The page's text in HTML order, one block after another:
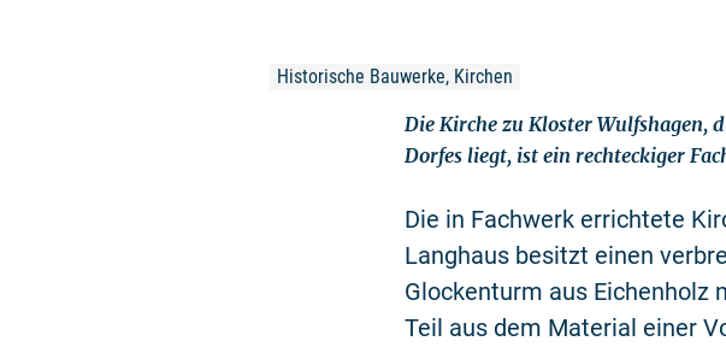
Historische Bauwerke, Kirchen
Die Kirche zu Kloster Wulfshagen,
Dorfes liegt, ist ein rechteckiger
Die in Fachwerk errichtete
Langhaus besitzt einen
Glockenturm aus
Teil aus dem Material einer